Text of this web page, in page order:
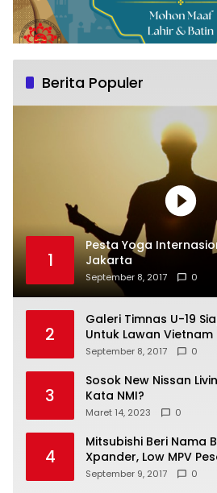
Berita Populer
1
Pesta Yoga
Jakarta
September 8, 2017 0
2
Galeri Timnas U-19
Untuk Lawan Vietnam
September 8, 2017 0
3
Sosok New Nissan
Kata NMI?
Maret 14, 2023 0
4
Mitsubishi Beri Nama
Xpander, Low MPV
September 9, 2017 0